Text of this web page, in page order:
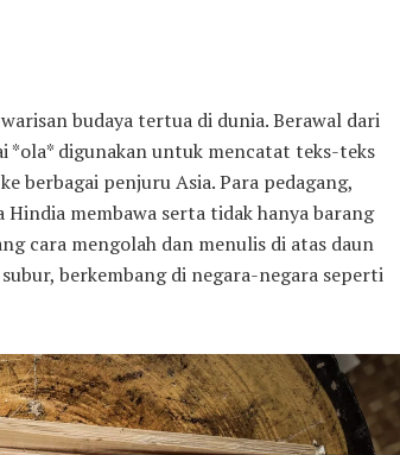
budaya tertua di dunia. Berawal dari
*ola* digunakan untuk mencatat teks-teks
berbagai penjuru Asia. Para pedagang,
membawa serta tidak hanya barang
cara mengolah dan menulis di atas daun
berkembang di negara-negara seperti